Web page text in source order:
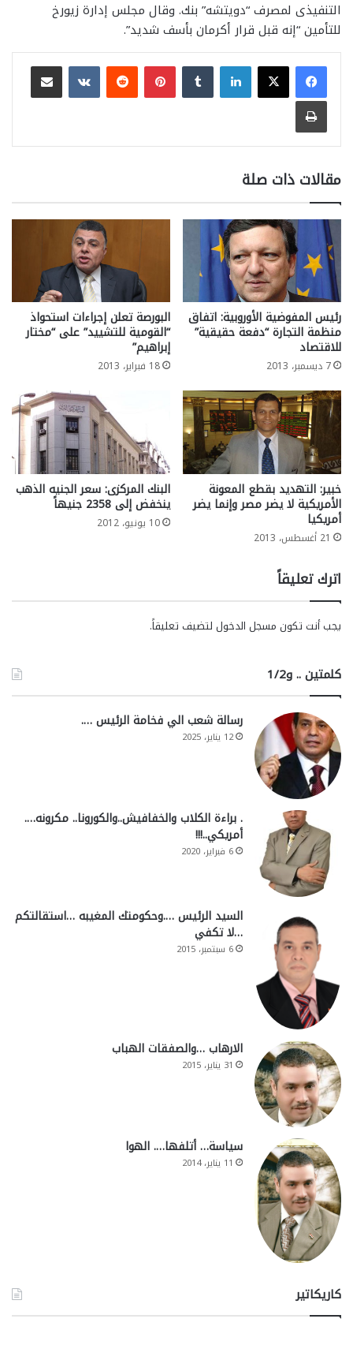
التنفيذى لمصرف “دويتشه” بنك. وقال مجلس إدارة زيورخ
للتأمين “إنه قبل قرار أكرمان بأسف شديد”.
لينكدإن بينتيريست
مشاركة عبر البريد
طباعة
مقالات ذات صلة
رئيس المفوضية الأوروبية: اتفاق
منظمة التجارة “دفعة حقيقية”
للاقتصاد
7 ديسمبر، 2013
البورصة تعلن إجراءات استحواذ
“القومية للتشييد” على “مختار
إبراهيم”
18 فبراير، 2013
خبير: التهديد بقطع المعونة
الأمريكية لا يضر مصر وإنما يضر
أمريكيا
21 أغسطس، 2013
البنك المركزى: سعر الجنيه الذهب
ينخفض إلى 2358 جنيهاً
10 يونيو، 2012
اترك تعليقاً
يجب أنت تكون مسجل الدخول لتضيف تعليقاً.
كلمتين .. و1/2
رسالة شعب الي فخامة الرئيس ….
12 يناير، 2025
. براءة الكلاب والخفافيش..والكورونا.. مكرونه….
أمريكي..!!!
6 فبراير، 2020
السيد الرئيس ….وحكومتك المغيبه …استقالتكم
…لا تكفي
6 سبتمبر، 2015
الارهاب …والصفقات الهباب
31 يناير، 2015
سياسة… أتلفها…. الهوا
11 يناير، 2014
كاريكاتير